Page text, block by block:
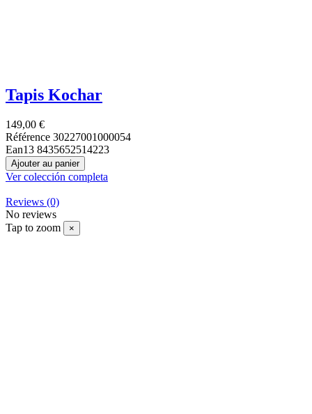
Tapis Kochar
149,00 €
Référence 30227001000054
Ean13 8435652514223
Ajouter au panier
Ver colección completa
Reviews (0)
No reviews
Tap to zoom
×